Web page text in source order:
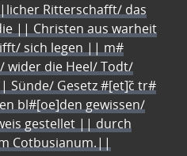
Ritterschafft/ das
|| Christen aus warheit
sich legen || m#
wider die Heel/ Todt/
Sünde/ Gesetz #[et]c̃ tr#
bl#[oe]den gewissen/
gestellet || durch
Cotbusianum.||